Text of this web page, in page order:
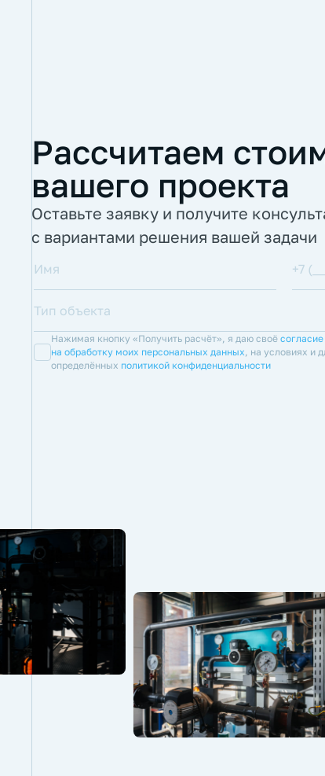
Рассчитаем
вашего проекта
Оставьте заявку и получите
с вариантами решения вашей задачи
Нажимая кнопку «Получить расчёт», я даю своё согласие
на обработку моих персональных данных, на условиях и
определённых политикой конфиденциальности